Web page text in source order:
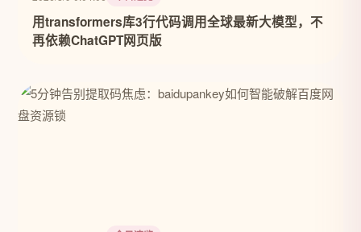
用transformers库3行代码调用全球最新大模型，不
再依赖ChatGPT网页版